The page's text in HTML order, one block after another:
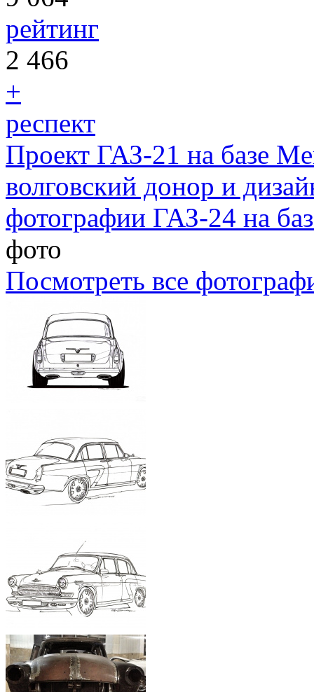
рейтинг
2 466
+
респект
Проект ГАЗ-21 на базе
волговский донор и
фотографии ГАЗ-24 на
фото
Посмотреть все